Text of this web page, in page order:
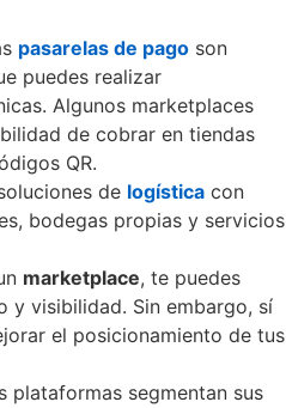
pasarelas de pago son
puedes realizar
Algunos marketplaces
de cobrar en tiendas
QR.
de logística con
bodegas propias y servicios
marketplace, te puedes
y visibilidad. Sin embargo, sí
el posicionamiento de tus
plataformas segmentan sus